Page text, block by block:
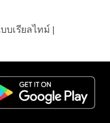
บเรียลไทม์ |